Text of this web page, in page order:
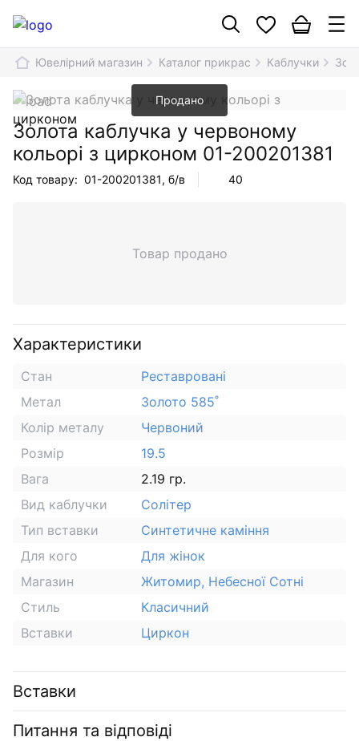
Ювелірний магазин Каталог прикрас Каблучки
Продано
Золота каблучка у червоному
кольорі з цирконом 01-200201381
Код товару: 01-200201381, б/в 40
Товар продано
Характеристики
Стан
Реставровані
Метал
Золото 585˚
Колір металу
Червоний
Розмір
19.5
Вага
2.19 гр.
Вид каблучки
Солітер
Тип вставки
Синтетичне каміння
Для кого
Для жінок
Магазин
Житомир, Небесної Сотні
Стиль
Класичний
Вставки
Циркон
Вставки
Питання та відповіді